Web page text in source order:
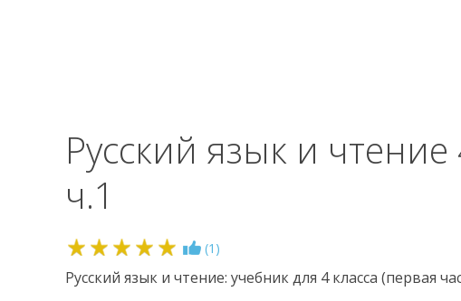
Русский язык и
ч.1
5 (1 )
Русский язык и чтение: учебник для 4 класса (первая